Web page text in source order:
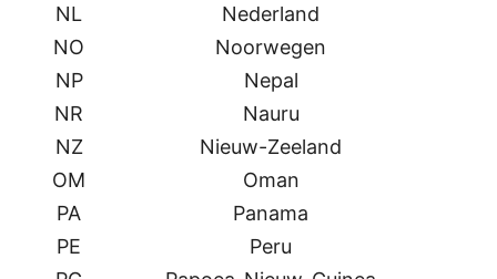
NL
Nederland
NO
Noorwegen
NP
Nepal
NR
Nauru
NZ
Nieuw-Zeeland
OM
Oman
PA
Panama
PE
Peru